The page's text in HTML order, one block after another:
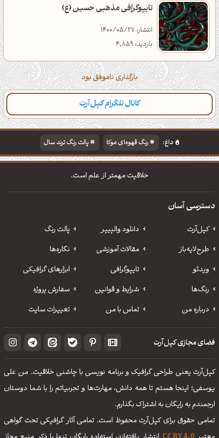
تایپوگرافی مذهبی حسین (ع)
انتشار: 1400/05/27
بازدید: 4,859
بارگذاری ناموفق بود
کانال تلگرام کپل‌آرت
داغ: رنگ قهوه‌ای موکا
پالت رنگ ترند سال
دانلود والپیپر مذهبی
تایپوگرافی شعر مولانا
خلاقیت مهمتر از علم است.
دسترسی آسان
کپل‌آرت دانلود‌ والپیپر
پالت رنگ
طرح‌لایه‌باز
مقالات آموزشی
نگاره‌ها
ویدئو
‌تایپوگرافی
ابزارهای گرافیکی
رنگ‌ها
شرایط و قوانین
سفارش پروژه
درباره من
تماس با من تغییرات سایت
فضای مجازی کپل‌آرت
کپل‌آرت یعنی طراحی گرافیک و برنامه نویسی با چاشنی خلاقیت. من علی
یوسفی؛ اینجا هستم تا همه دانش، مهارت‌‌ها و تجربیاتم را با شما دوستان
ارجمندم به رایگان به اشتراک بگذارم.
تمامی حقوق برای کپل‌آرت محفوظ است. تمامی آثار گرافیکی تحت گواهی